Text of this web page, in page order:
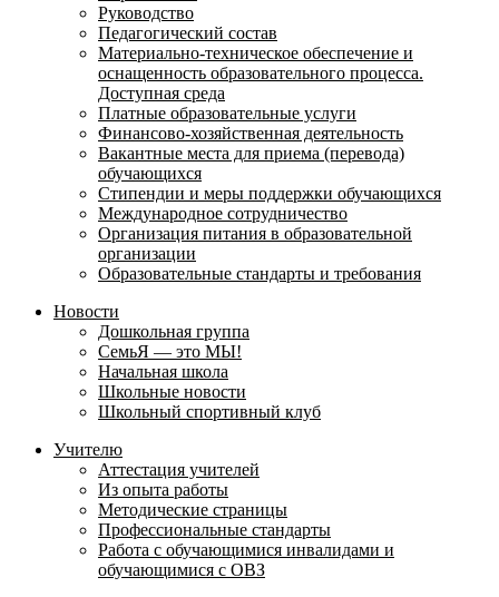
Руководство
Педагогический состав
Материально-техническое обеспечение и
оснащенность образовательного процесса.
Доступная среда
Платные образовательные услуги
Финансово-хозяйственная деятельность
Вакантные места для приема (перевода)
обучающихся
Стипендии и меры поддержки обучающихся
Международное сотрудничество
Организация питания в образовательной
организации
Образовательные стандарты и требования
Новости
Дошкольная группа
СемьЯ — это МЫ!
Начальная школа
Школьные новости
Школьный спортивный клуб
Учителю
Аттестация учителей
Из опыта работы
Методические страницы
Профессиональные стандарты
Работа с обучающимися инвалидами и
обучающимися с ОВЗ